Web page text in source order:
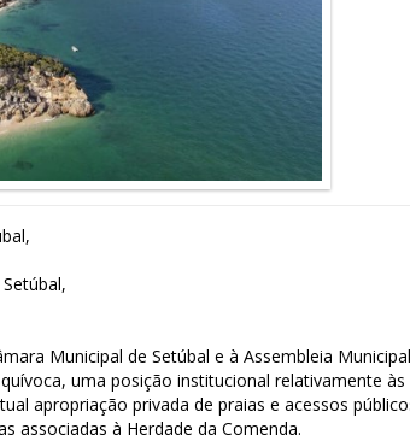
Municipal de Setúbal e à Assembleia Municipal
uma posição institucional relativamente às
apropriação privada de praias e acessos
associadas à Herdade da Comenda.